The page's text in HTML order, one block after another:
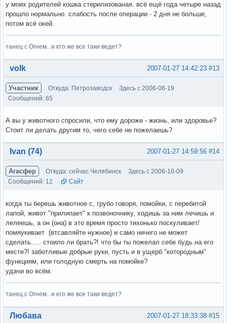
у моих родителей кошка стерилизованая. всё ещё года четыре назад
прошло нормально. слабость после операции - 2 дня не больше,
потом всё окей.
танец с Огнем.. и кто же все таки ведет?
Вне форума #13
2007-01-27 14:42:23
volk
Участник Откуда: Петрозаводск
Здесь с 2006-06-19
Сообщений: 65
А вы у животного спросили, что ему дороже - жизнь, или здоровье?
Стоит ли делать другим то, чего себе не пожелаешь?
Вне форума #14
2007-01-27 14:59:56
Ivan (74)
Агасфер Откуда: сейчас Челябинск
Здесь с 2006-10-09
Сообщений: 12
Сайт
когда ты берешь животное с, грубо говоря, помойки, с перебитой
лапой, живот "прилипает" к позвоночнику, ходишь за ним лечишь и
лелеешь, а он (она) в это время просто тихонько поскуливает/
помяукивает (втсавляйте нужное) и само ничего не может
сделать..... стоило ли брать?! что бы ты пожелал себе будь на его
месте?! заботливые добрые руки, пусть и в ущерб "котородным"
функциям, или голодную смерть на помойке?
удачи во всём.
танец с Огнем.. и кто же все таки ведет?
Вне форума #15
2007-01-27 18:33:38
Любава